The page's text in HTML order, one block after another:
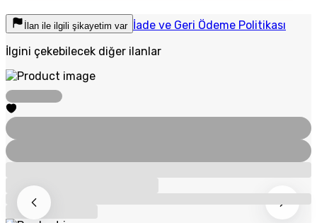
İlan ile ilgili şikayetim var İade ve Geri Ödeme Politikası
İlgini çekebilecek diğer ilanlar